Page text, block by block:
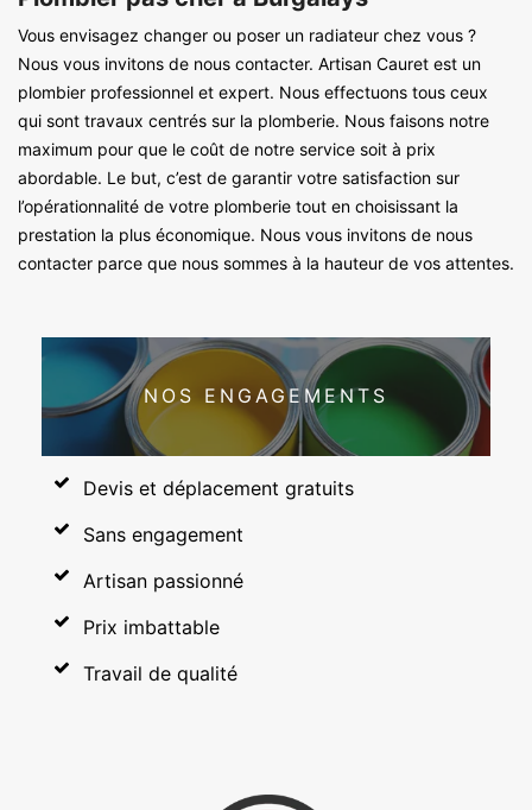
Vous envisagez changer ou poser un radiateur chez vous ?
Nous vous invitons de nous contacter. Artisan Cauret est un
plombier professionnel et expert. Nous effectuons tous ceux
qui sont travaux centrés sur la plomberie. Nous faisons notre
maximum pour que le coût de notre service soit à prix
abordable. Le but, c’est de garantir votre satisfaction sur
l’opérationnalité de votre plomberie tout en choisissant la
prestation la plus économique. Nous vous invitons de nous
contacter parce que nous sommes à la hauteur de vos attentes.
NOS ENGAGEMENTS
Devis et déplacement gratuits
Sans engagement
Artisan passionné
Prix imbattable
Travail de qualité